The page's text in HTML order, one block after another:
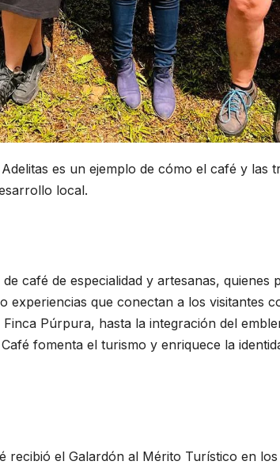
es un ejemplo de cómo el café y las
local.
café de especialidad y artesanas, quienes
que conectan a los visitantes
Púrpura, hasta la integración del
fomenta el turismo y enriquece la
recibió el Galardón al Mérito Turístico en